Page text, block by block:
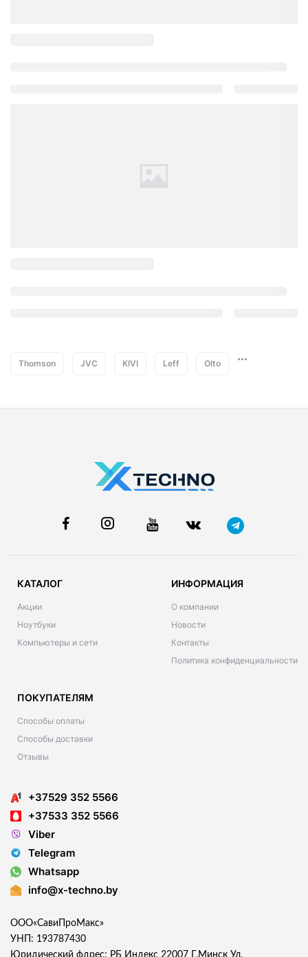
Thomson JVC KIVI Leff Olto
КАТАЛОГ
Акции
Ноутбуки
Компьютеры и сети
ИНФОРМАЦИЯ
О компании
Новости
Контакты
Политика конфиденциальности
ПОКУПАТЕЛЯМ
Способы оплаты
Способы доставки
Отзывы
+37529 352 5566
+37533 352 5566
Viber
Telegram
Whatsapp
info@x-techno.by
ООО«СавиПроМакс»
УНП: 193787430